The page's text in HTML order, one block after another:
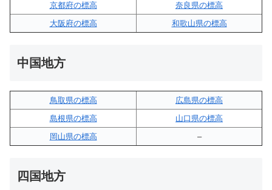
京都府の標高
奈良県の標高
大阪府の標高
和歌山県の標高
中国地方
鳥取県の標高
広島県の標高
島根県の標高
山口県の標高
岡山県の標高
–
四国地方